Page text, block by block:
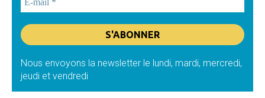
Nous envoyons la newsletter le lundi, mardi, mercredi,
jeudi et vendredi